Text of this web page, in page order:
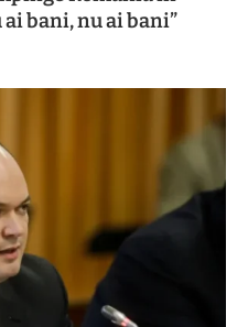
bani, nu ai bani”